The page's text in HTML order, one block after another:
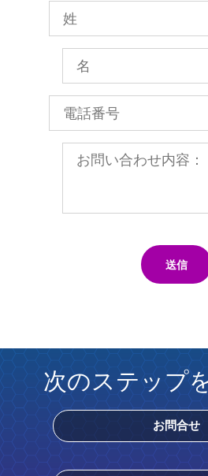
送信
次のステップ
お問合せ